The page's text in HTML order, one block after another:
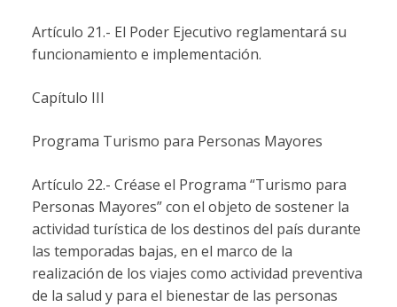
Artículo 21.- El Poder Ejecutivo reglamentará su
funcionamiento e implementación.
Capítulo III
Programa Turismo para Personas Mayores
Artículo 22.- Créase el Programa “Turismo para
Personas Mayores” con el objeto de sostener la
actividad turística de los destinos del país durante
las temporadas bajas, en el marco de la
realización de los viajes como actividad preventiva
de la salud y para el bienestar de las personas